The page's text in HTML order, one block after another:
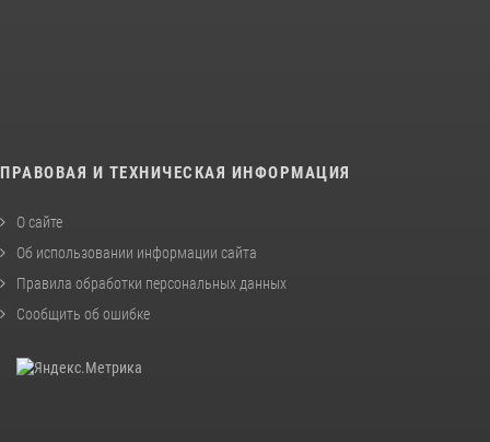
ПРАВОВАЯ И ТЕХНИЧЕСКАЯ ИНФОРМАЦИЯ
О сайте
Об использовании информации сайта
Правила обработки персональных данных
Сообщить об ошибке